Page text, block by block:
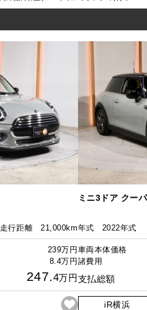
走行距離 21,000km
239万円
8.4万円
247.4万円
ミニ3ドア クー
年式 2022年式
車両本体価格
諸費用
支払総額
iR横浜